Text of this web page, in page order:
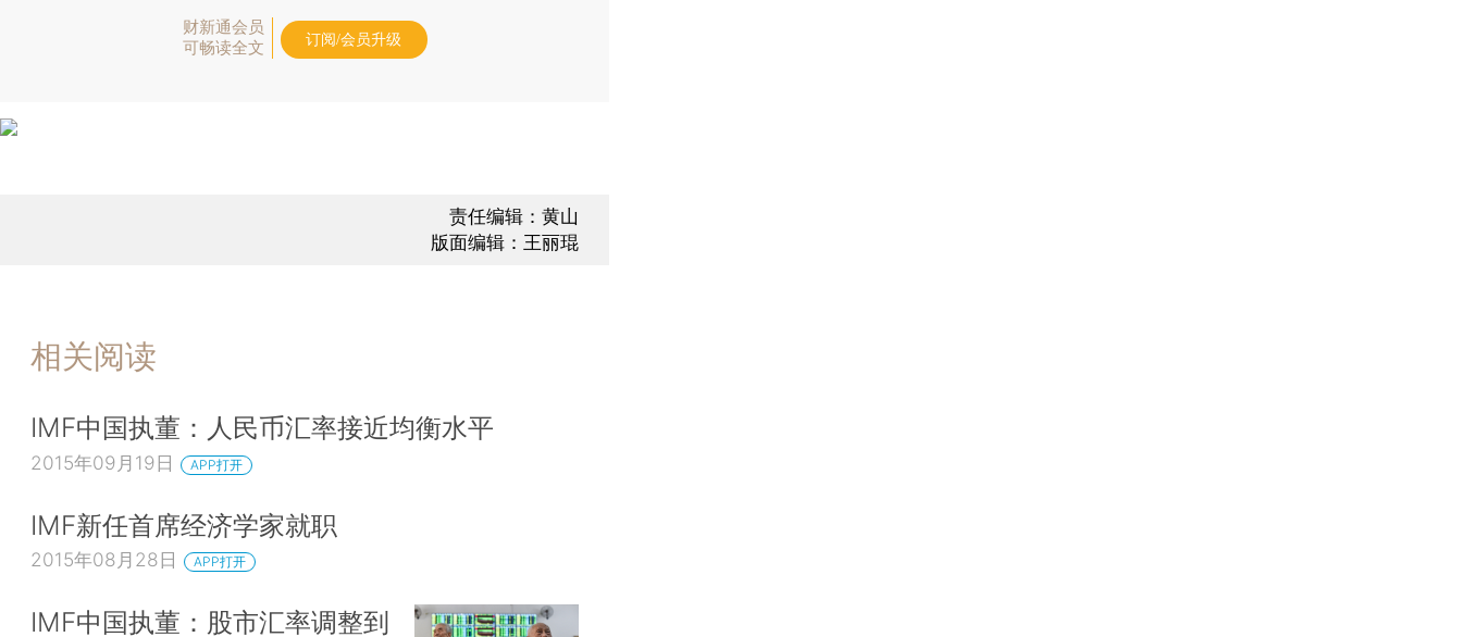
财新通会员
可畅读全文
订阅/会员升级
责任编辑：黄山
版面编辑：王丽琨
相关阅读
IMF中国执董：人民币汇率接近均衡水平
2015年09月19日 APP打开
IMF新任首席经济学家就职
2015年08月28日 APP打开
IMF中国执董：股市汇率调整到